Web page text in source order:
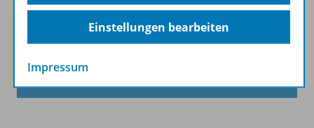
Sofort profitierenEinstellungen bearbeiten
Impressum